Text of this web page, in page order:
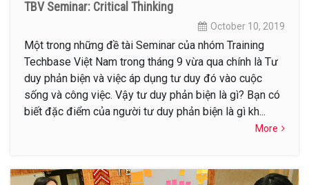
TBV Seminar: Critical Thinking
October 10, 2019
Một trong những đề tài Seminar của nhóm Training
Techbase Việt Nam trong tháng 9 vừa qua chính là Tư
duy phản biện và việc áp dụng tư duy đó vào cuộc
sống và công việc. Vậy tư duy phản biện là gì? Bạn có
biết đặc điểm của người tư duy phản biện là gì kh...
More